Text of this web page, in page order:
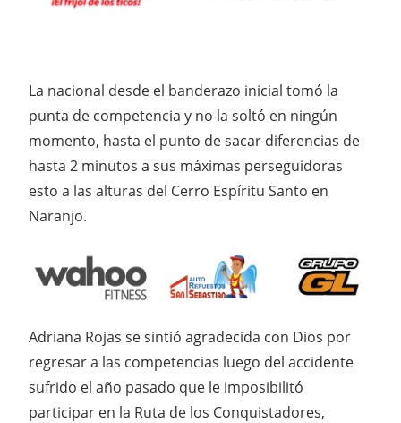
La nacional desde el banderazo inicial tomó la
punta de competencia y no la soltó en ningún
momento, hasta el punto de sacar diferencias de
hasta 2 minutos a sus máximas perseguidoras
esto a las alturas del Cerro Espíritu Santo en
Naranjo.
Adriana Rojas se sintió agradecida con Dios por
regresar a las competencias luego del accidente
sufrido el año pasado que le imposibilitó
participar en la Ruta de los Conquistadores,